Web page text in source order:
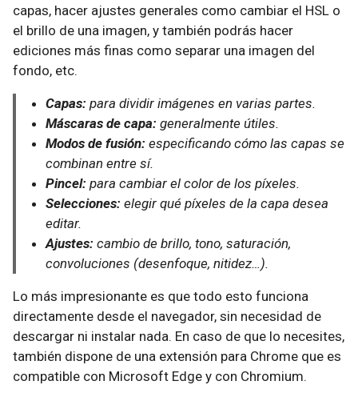
capas, hacer ajustes generales como cambiar el HSL o
el brillo de una imagen, y también podrás hacer
ediciones más finas como separar una imagen del
fondo, etc.
Capas: para dividir imágenes en varias partes.
Máscaras de capa: generalmente útiles.
Modos de fusión: especificando cómo las capas se
combinan entre sí.
Pincel: para cambiar el color de los píxeles.
Selecciones: elegir qué píxeles de la capa desea
editar.
Ajustes: cambio de brillo, tono, saturación,
convoluciones (desenfoque, nitidez…).
Lo más impresionante es que todo esto funciona
directamente desde el navegador, sin necesidad de
descargar ni instalar nada. En caso de que lo necesites,
también dispone de una extensión para Chrome que es
compatible con Microsoft Edge y con Chromium.